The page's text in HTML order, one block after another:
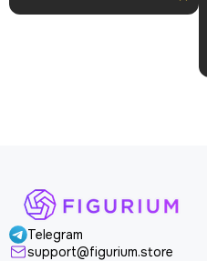
и без повреждений.
Telegram
support@figurium.store